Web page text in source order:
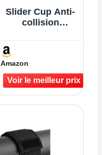
Slider Cup Anti-
collision
Électrique
Accessoires de
Scooter (Noir)
Amazon